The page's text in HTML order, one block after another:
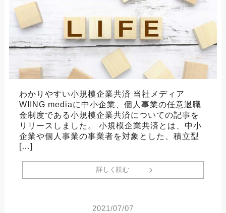
わかりやすい小規模企業共済 当社メディア
WIING mediaに中小企業、個人事業の任意退職
金制度である小規模企業共済についての記事を
リリースしました。 小規模企業共済とは、中小
企業や個人事業の事業者を対象とした、積立型
[…]
詳しく読む
2021/07/07